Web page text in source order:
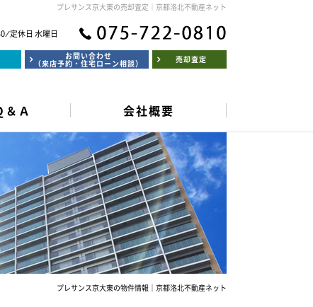
プレサンス京大東の売却査定｜京都洛北不動産ネット
⁄ 定休日 水曜日
お問い合わせ
（来店予約・住宅ローン相談） 売却査定
＆Ａ 会社概要
プレサンス京大東の物件情報｜京都洛北不動産ネット